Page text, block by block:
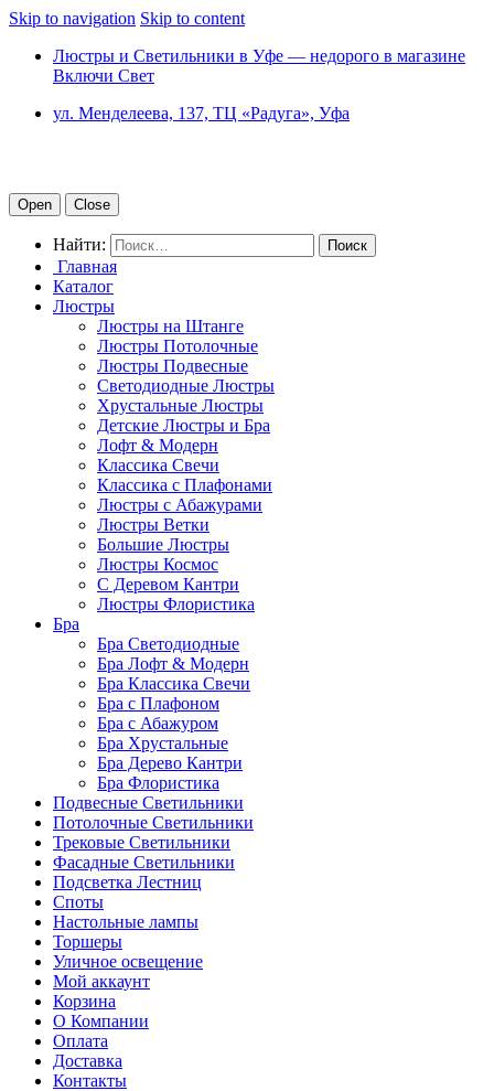
Skip to navigation Skip to content
Люстры и Светильники в Уфе — недорого в магазине
Включи Свет
ул. Менделеева, 137, ТЦ «Радуга», Уфа
Open Close
Найти:
Главная
Каталог
Люстры
Люстры на Штанге
Люстры Потолочные
Люстры Подвесные
Светодиодные Люстры
Хрустальные Люстры
Детские Люстры и Бра
Лофт & Модерн
Классика Свечи
Классика с Плафонами
Люстры с Абажурами
Люстры Ветки
Большие Люстры
Люстры Космос
С Деревом Кантри
Люстры Флористика
Бра
Бра Светодиодные
Бра Лофт & Модерн
Бра Классика Свечи
Бра с Плафоном
Бра с Абажуром
Бра Хрустальные
Бра Дерево Кантри
Бра Флористика
Подвесные Светильники
Потолочные Светильники
Трековые Светильники
Фасадные Светильники
Подсветка Лестниц
Споты
Настольные лампы
Торшеры
Уличное освещение
Мой аккаунт
Корзина
О Компании
Оплата
Доставка
Контакты